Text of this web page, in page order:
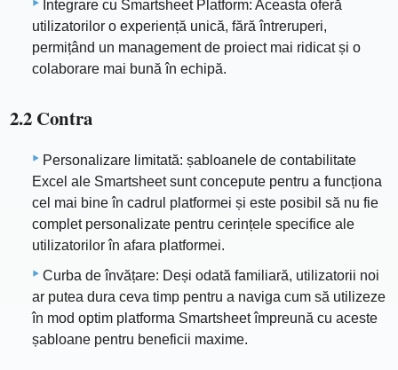
Integrare cu Smartsheet Platform: Aceasta oferă
utilizatorilor o experiență unică, fără întreruperi,
permițând un management de proiect mai ridicat și o
colaborare mai bună în echipă.
2.2 Contra
Personalizare limitată: șabloanele de contabilitate
Excel ale Smartsheet sunt concepute pentru a funcționa
cel mai bine în cadrul platformei și este posibil să nu fie
complet personalizate pentru cerințele specifice ale
utilizatorilor în afara platformei.
Curba de învățare: Deși odată familiară, utilizatorii noi
ar putea dura ceva timp pentru a naviga cum să utilizeze
în mod optim platforma Smartsheet împreună cu aceste
șabloane pentru beneficii maxime.